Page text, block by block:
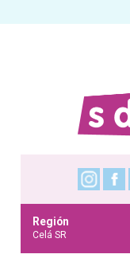
Región
Celá SR